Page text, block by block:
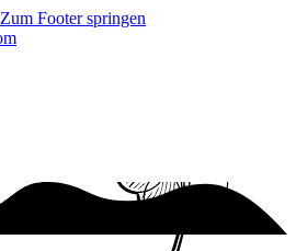
Zum Footer springen